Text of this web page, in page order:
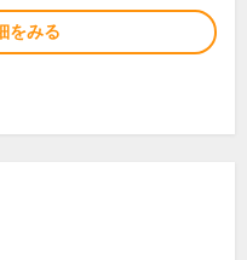
をみる